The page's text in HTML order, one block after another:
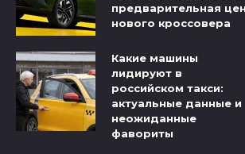
предварительная
нового кроссовера
Какие машины
лидируют в
российском такси:
актуальные данные и
неожиданные
фавориты